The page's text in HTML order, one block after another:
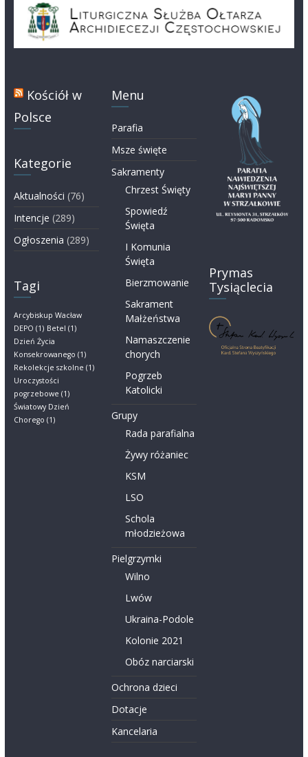
Kościół w
Polsce
Kategorie
Aktualności (76)
Intencje (289)
Ogłoszenia (289)
Tagi
Arcybiskup Wacław
DEPO (1) Betel (1)
Dzień Życia
Konsekrowanego (1)
Rekolekcje szkolne (1)
Uroczystości
pogrzebowe (1)
Światowy Dzień
Chorego (1)
Menu
Parafia
Msze święte
Sakramenty
Chrzest Święty
Spowiedź
Święta
I Komunia
Święta
Bierzmowanie
Sakrament
Małżeństwa
Namaszczenie
chorych
Pogrzeb
Katolicki
Grupy
Rada parafialna
Żywy różaniec
KSM
LSO
Schola
młodzieżowa
Pielgrzymki
Wilno
Lwów
Ukraina-Podole
Kolonie 2021
Obóz narciarski
Ochrona dzieci
Dotacje
Kancelaria
Prymas
Tysiąclecia